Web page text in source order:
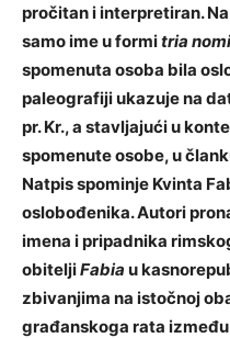
pročitan i interpretiran.
samo ime u formitria
spomenuta osoba bila
paleografiji ukazuje na
pr. Kr., a stavljajući u
spomenute osobe, u
Natpis spominje Kvinta
oslobođenika. Autori
imena i pripadnika
obiteljiFabia u
zbivanjima na istočnoj
građanskoga rata između